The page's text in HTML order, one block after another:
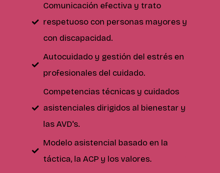
Comunicación efectiva y trato
respetuoso con personas mayores y
con discapacidad.
Autocuidado y gestión del estrés en
profesionales del cuidado.
Competencias técnicas y cuidados
asistenciales dirigidos al bienestar y
las AVD's.
Modelo asistencial basado en la
táctica, la ACP y los valores.